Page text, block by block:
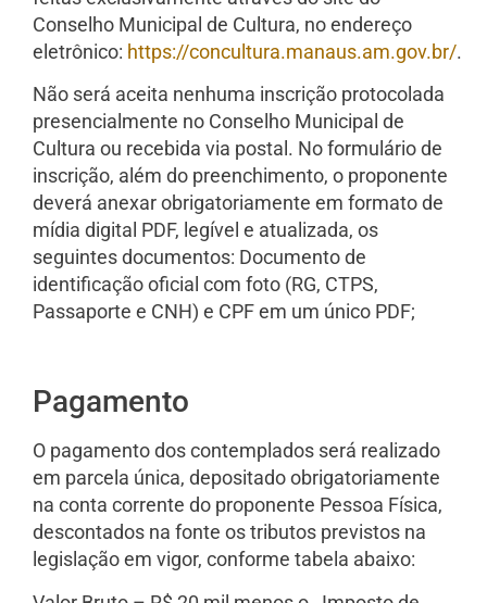
Conselho Municipal de Cultura, no endereço
eletrônico: https://concultura.manaus.am.gov.br/.
Não será aceita nenhuma inscrição protocolada
presencialmente no Conselho Municipal de
Cultura ou recebida via postal. No formulário de
inscrição, além do preenchimento, o proponente
deverá anexar obrigatoriamente em formato de
mídia digital PDF, legível e atualizada, os
seguintes documentos: Documento de
identificação oficial com foto (RG, CTPS,
Passaporte e CNH) e CPF em um único PDF;
Pagamento
O pagamento dos contemplados será realizado
em parcela única, depositado obrigatoriamente
na conta corrente do proponente Pessoa Física,
descontados na fonte os tributos previstos na
legislação em vigor, conforme tabela abaixo: